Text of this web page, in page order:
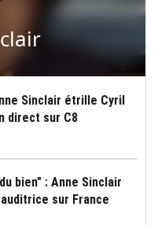
Sinclair étrille Cyril
direct sur C8
bien" : Anne Sinclair
sur France